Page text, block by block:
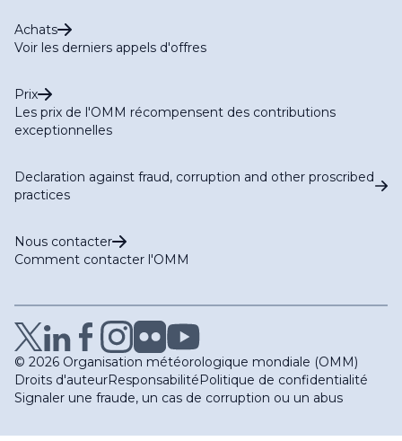
Achats
Voir les derniers appels d'offres
Prix
Les prix de l'OMM récompensent des contributions
exceptionnelles
Declaration against fraud, corruption and other proscribed
practices
Nous contacter
Comment contacter l'OMM
© 2026 Organisation météorologique mondiale (OMM)
Droits d'auteurResponsabilitéPolitique de confidentialité
Signaler une fraude, un cas de corruption ou un abus